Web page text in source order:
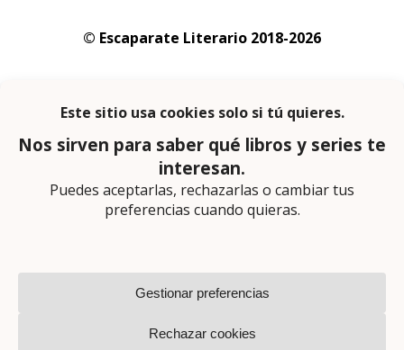
© Escaparate Literario 2018-2026
privacidad
En calidad de afiliado de Amazon obtengo
ingresos por las compras adscritas que